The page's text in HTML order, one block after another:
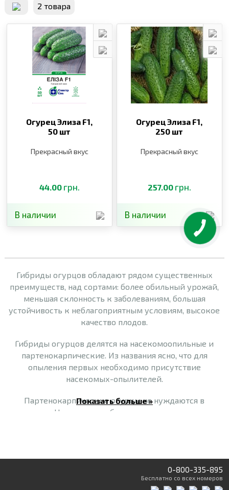
2 товара
Огурец Элиза F1,
50 шт
Прекрасный вкус
44.00 грн.
В наличии
Огурец Элиза F1,
250 шт
Прекрасный вкус
257.00 грн.
В наличии
Гибриды огурцов обладают рядом существенных
преимуществ, над сортами: более обильный урожай,
меньшая склонность к заболеваниям, большая
устойчивость к неблагоприятным условиям, высокое
качество плодов.
Гибриды огурцов делятся на насекомоопильные и
партенокарпические. Из названия ясно, что для
опыления первых необходимо присутствие
насекомых-опылителей.
Партенокарпические огурцы не нуждаются в
опылении. На растении образуются только женские
Плоды огурцов по размеру делятся на несколько
типов: пикули – длина 3,0 – 5,0 см, корнишон – длина
Показать больше »
0-800-335-895
Бесплатно со всех номеров